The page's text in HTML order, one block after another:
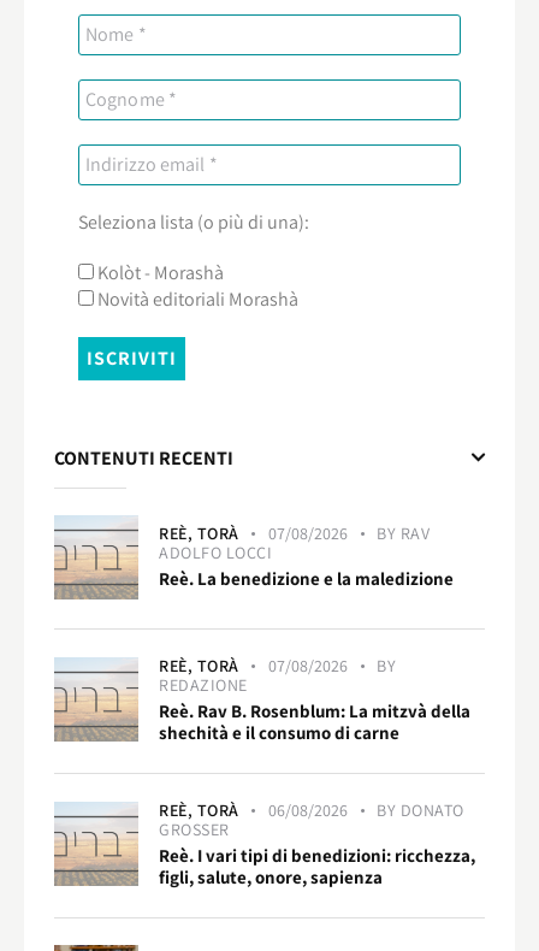
Seleziona lista (o più di una):
Kolòt - Morashà
Novità editoriali Morashà
CONTENUTI RECENTI
REÈ, TORÀ 07/08/2026 BY RAV
ADOLFO LOCCI
Reè. La benedizione e la maledizione
REÈ, TORÀ 07/08/2026
BY
REDAZIONE
Reè. Rav B. Rosenblum: La mitzvà della
shechità e il consumo di carne
REÈ, TORÀ 06/08/2026 BY DONATO
GROSSER
Reè. I vari tipi di benedizioni: ricchezza,
figli, salute, onore, sapienza